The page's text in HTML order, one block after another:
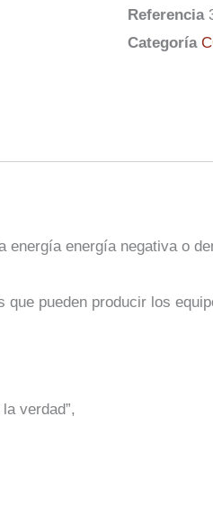
Referencia
Categoría
energía energía negativa o
pueden producir los
verdad”,